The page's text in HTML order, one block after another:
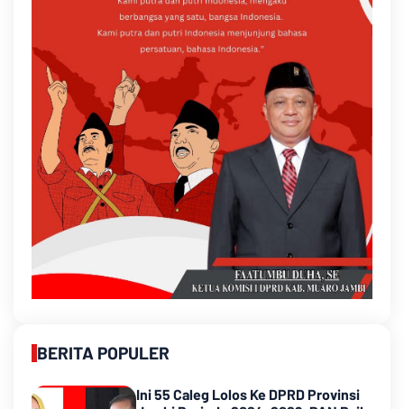
BERITA POPULER
Ini 55 Caleg Lolos Ke DPRD Provinsi